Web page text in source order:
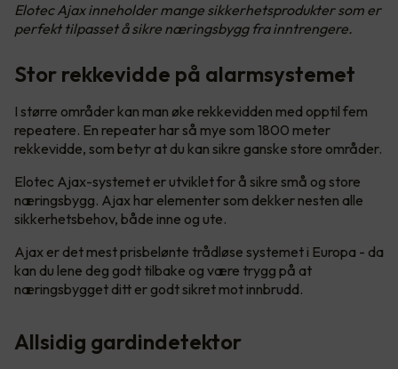
Elotec Ajax inneholder mange sikkerhetsprodukter som er
perfekt tilpasset å sikre næringsbygg fra inntrengere.
Stor rekkevidde på alarmsystemet
I større områder kan man øke rekkevidden med opptil fem
repeatere. En repeater har så mye som 1800 meter
rekkevidde, som betyr at du kan sikre ganske store områder.
Elotec Ajax-systemet er utviklet for å sikre små og store
næringsbygg. Ajax har elementer som dekker nesten alle
sikkerhetsbehov, både inne og ute.
Ajax er det mest prisbelønte trådløse systemet i Europa - da
kan du lene deg godt tilbake og være trygg på at
næringsbygget ditt er godt sikret mot innbrudd.
Allsidig gardindetektor